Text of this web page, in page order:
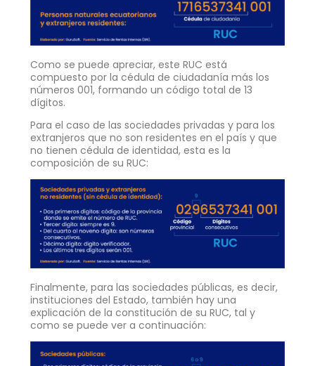
Como se puede apreciar, este RUC está
compuesto por la cédula de ciudadanía más los
números 001, formando un código total de 13
dígitos.
Para el caso de las sociedades privadas y para los
extranjeros que no son residentes en el país y que
no tienen cédula de identidad, esta es la
composición de su RUC:
Finalmente, para las sociedades públicas, es decir,
instituciones del Estado, también hay una
explicación de la constitución de su RUC, tal y
como se puede ver a continuación: